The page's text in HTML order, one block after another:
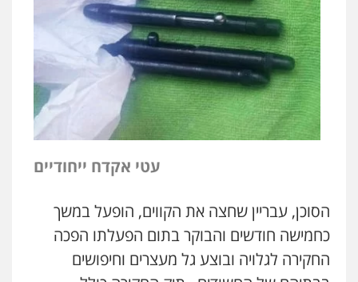
עטי אקדח ייחודיים
הסוכן, עבריין שחצה את הקווים, הופעל במשך
כחמישה חודשים והבוקר בתום הפעלתו הפכה
החקירה לגלויה ובוצע גל מעצרים וחיפושים